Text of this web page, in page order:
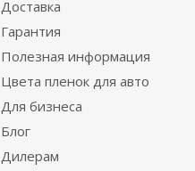
Доставка
Гарантия
Полезная информация
Цвета пленок для авто
Для бизнеса
Блог
Дилерам